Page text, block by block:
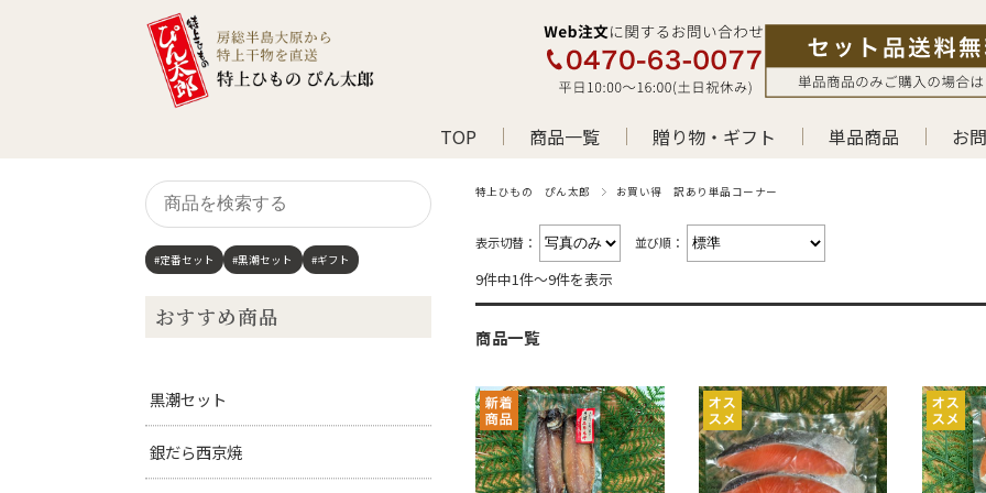
TOP 商品一覧 贈り物・ギフト 単品商品 お
特上ひもの ぴん太郎 お買い得 訳あり単品コーナー
表示切替： 並び順：
9件中1件〜9件を表示
商品一覧
商
品
を
検
索
る
#定番セット #黒潮セット #ギフト
おすすめ商品
黒潮セット
銀だら西京焼